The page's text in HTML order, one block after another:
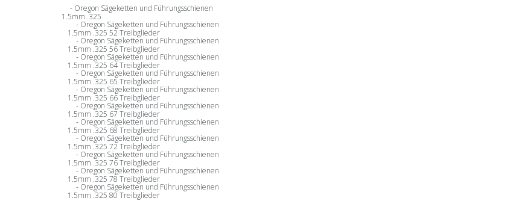
Oregon Sägeketten und Führungsschienen
1.5mm .325
Oregon Sägeketten und Führungsschienen
1.5mm .325 52 Treibglieder
Oregon Sägeketten und Führungsschienen
1.5mm .325 56 Treibglieder
Oregon Sägeketten und Führungsschienen
1.5mm .325 64 Treibglieder
Oregon Sägeketten und Führungsschienen
1.5mm .325 65 Treibglieder
Oregon Sägeketten und Führungsschienen
1.5mm .325 66 Treibglieder
Oregon Sägeketten und Führungsschienen
1.5mm .325 67 Treibglieder
Oregon Sägeketten und Führungsschienen
1.5mm .325 68 Treibglieder
Oregon Sägeketten und Führungsschienen
1.5mm .325 72 Treibglieder
Oregon Sägeketten und Führungsschienen
1.5mm .325 76 Treibglieder
Oregon Sägeketten und Führungsschienen
1.5mm .325 78 Treibglieder
Oregon Sägeketten und Führungsschienen
1.5mm .325 80 Treibglieder